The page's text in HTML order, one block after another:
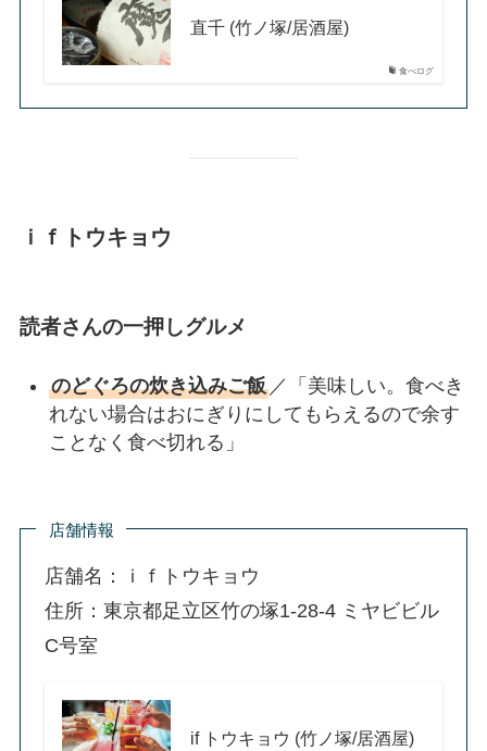
食べログ
直千 (竹ノ塚/居酒屋)
ｉｆトウキョウ
読者さんの一押しグルメ
のどぐろの炊き込みご飯／「美味しい。食べき
れない場合はおにぎりにしてもらえるので余す
ことなく食べ切れる」
店舗情報
店舗名：ｉｆトウキョウ
住所：東京都足立区竹の塚1-28-4 ミヤビビル
C号室
if トウキョウ (竹ノ塚/居酒屋)